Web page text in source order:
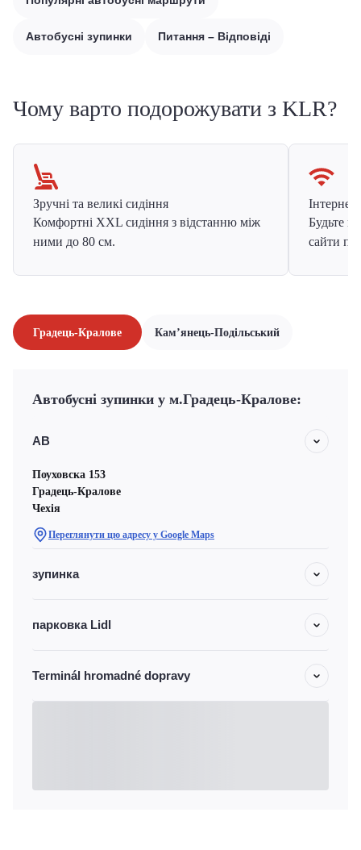
Автобусні зупинки Питання – Відповіді
Чому варто подорожувати з KLR?
Зручні та великі сидіння
Комфортні XXL сидіння з відстанню між
ними до 80 см.
Інтернет
Будьте
сайти
Градець-Кралове Кам’янець-Подільський
Автобусні зупинки у м.Градець-Кралове:
АВ
Поуховска 153
Градець-Кралове
Чехiя
Переглянути цю адресу у Google Maps
зупинка
парковка Lidl
Terminál hromadné dopravy